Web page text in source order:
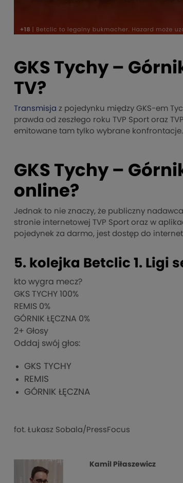
GKS Tychy –
TV?
Transmisja z pojedynku między GKS-em
prawda od zeszłego roku TVP Sport oraz
emitowane tam tylko wybrane
GKS Tychy –
online?
Jednak to nie znaczy, że publiczny
stronie internetowej TVP Sport oraz w
pojedynek za darmo, jest dostęp do
5. kolejka Betclic 1. Ligi
kto wygra mecz?
GKS TYCHY 100%
REMIS 0%
GÓRNIK ŁĘCZNA 0%
2+ Głosy
Oddaj swój głos:
GKS TYCHY
REMIS
GÓRNIK ŁĘCZNA
fot. Łukasz Sobala/PressFocus
Kamil Piłaszewicz